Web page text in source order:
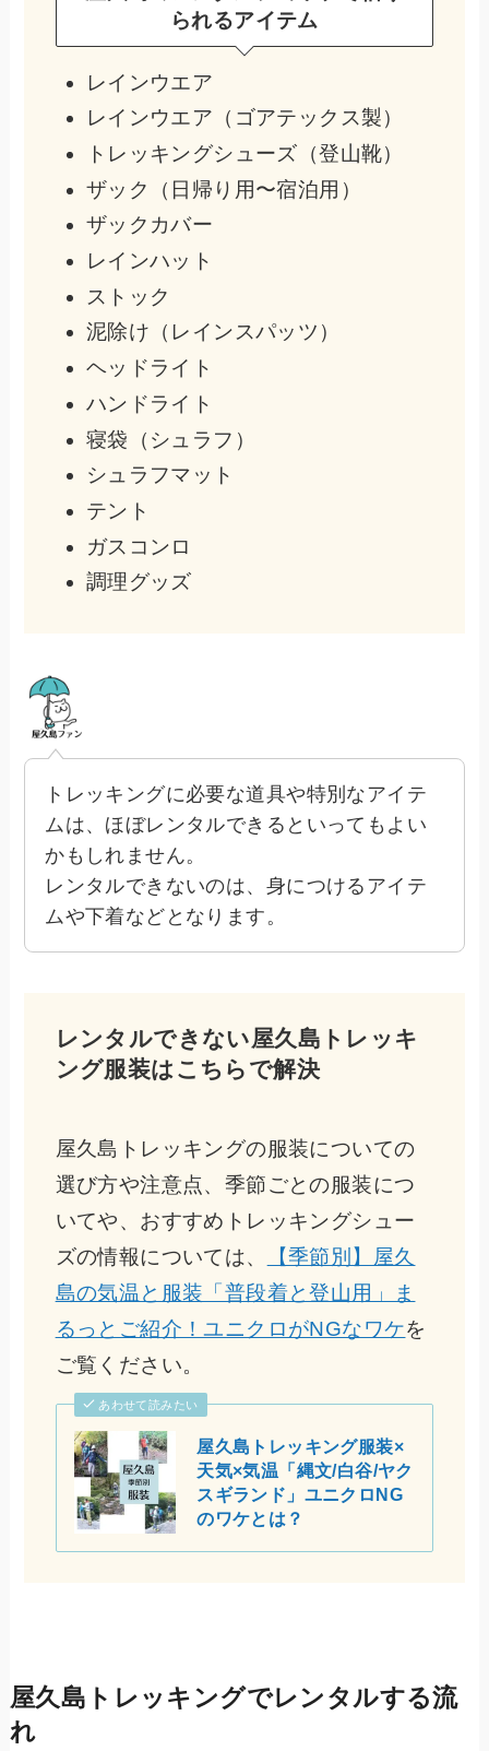
られるアイテム
レインウエア
レインウエア（ゴアテックス製）
トレッキングシューズ（登山靴）
ザック（日帰り用〜宿泊用）
ザックカバー
レインハット
ストック
泥除け（レインスパッツ）
ヘッドライト
ハンドライト
寝袋（シュラフ）
シュラフマット
テント
ガスコンロ
調理グッズ
トレッキングに必要な道具や特別なアイテ
ムは、ほぼレンタルできるといってもよい
かもしれません。
レンタルできないのは、身につけるアイテ
ムや下着などとなります。
レンタルできない屋久島トレッキ
ング服装はこちらで解決
屋久島トレッキングの服装についての
選び方や注意点、季節ごとの服装につ
いてや、おすすめトレッキングシュー
ズの情報については、
【季節別】屋久
島の気温と服装「普段着と登山用」ま
るっとご紹介！ユニクロがNGなワケを
ご覧ください。
あわせて読みたい
屋久島トレッキング服装×
天気×気温「縄文/白谷/ヤク
スギランド」ユニクロNG
のワケとは？
屋久島トレッキングでレンタルする流
れ